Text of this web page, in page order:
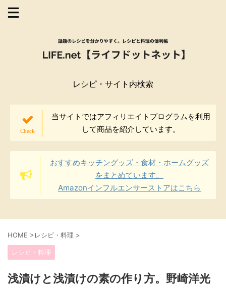
レシピ・サイト内検索
当サイトではアフィリエイトプログラムを利用
して商品を紹介しています。
おすすめキッチングッズ・食材・ホームグッズ
をまとめています。
Amazonインフルエンサーストアはこちら
HOME >レシピ・料理 >
レシピ・料理
浅漬けと浅漬けの素の作り方。野崎洋光